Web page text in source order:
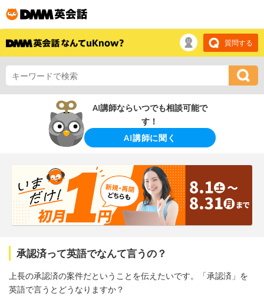
質問する
AI講師ならいつでも相談可能で
す！
AI講師に聞く
承認済って英語でなんて言うの？
上長の承認済の案件だということを伝えたいです。「承認済」を
英語で言うとどうなりますか？